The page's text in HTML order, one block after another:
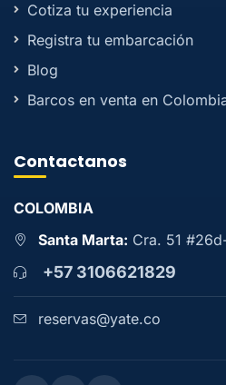
Cotiza tu experiencia
Registra tu embarcación
Blog
Barcos en venta en
Contactanos
COLOMBIA
Santa Marta: Cra. 51
+57 3106621829
reservas@yate.co